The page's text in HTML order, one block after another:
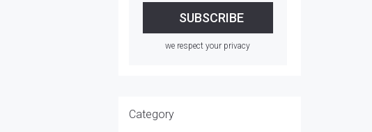
we respect your privacy
Category